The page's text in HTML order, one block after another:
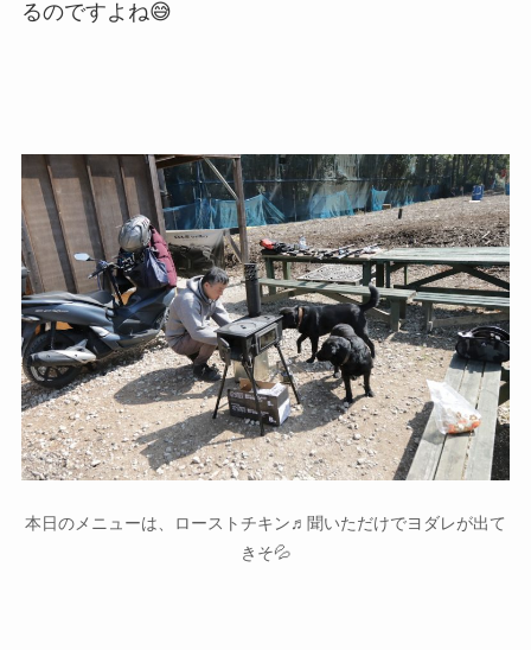
るのですよね😅
本日のメニューは、ローストチキン♬聞いただけでヨダレが出て
きそ💦